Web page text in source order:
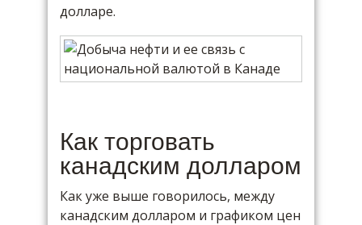
долларе.
Как торговать
канадским долларом
Как уже выше говорилось, между
канадским долларом и графиком цен